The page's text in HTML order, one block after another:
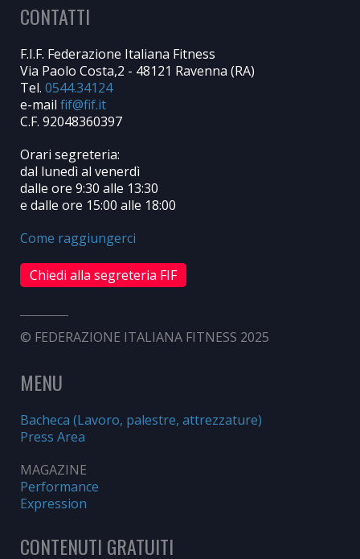
CONTATTI
F.I.F. Federazione Italiana Fitness
Via Paolo Costa,2 - 48121 Ravenna (RA)
Tel. 0544.34124
e-mail
C.F. 92048360397
Orari segreteria:
dal lunedì al venerdì
dalle ore 9:30 alle 13:30
e dalle ore 15:00 alle 18:00
Come raggiungerci
Chiedi alla segreteria FIF
© FEDERAZIONE ITALIANA FITNESS 2025
MENU
Bacheca (Lavoro, palestre, attrezzature)
Press Area
MAGAZINE
Performance
Expression
CONTENUTI GRATUITI